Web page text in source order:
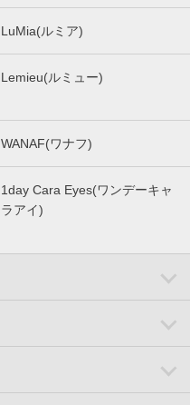
LuMia(ルミア)
Lemieu(ルミュー)
WANAF(ワナフ)
1day Cara Eyes(ワンデーキャ
ラアイ)